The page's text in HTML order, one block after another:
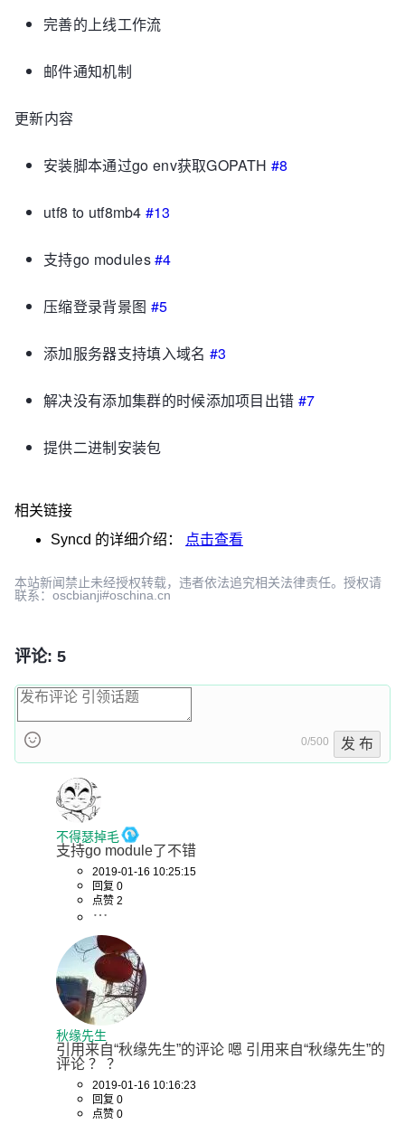
完善的上线工作流
邮件通知机制
更新内容
安装脚本通过go env获取GOPATH #8
utf8 to utf8mb4#13
支持go modules#4
压缩登录背景图 #5
添加服务器支持填入域名 #3
解决没有添加集群的时候添加项目出错 #7
提供二进制安装包
相关链接
Syncd 的详细介绍： 点击查看
本站新闻禁止未经授权转载，违者依法追究相关法律责任。授权请
联系：oscbianji#oschina.cn
评论: 5
0/500 发 布
不得瑟掉毛
支持go module了不错
2019-01-16 10:25:15
回复 0
点赞 2
秋缘先生
引用来自“秋缘先生”的评论 嗯 引用来自“秋缘先生”的
评论 ？ ？
2019-01-16 10:16:23
回复 0
点赞 0